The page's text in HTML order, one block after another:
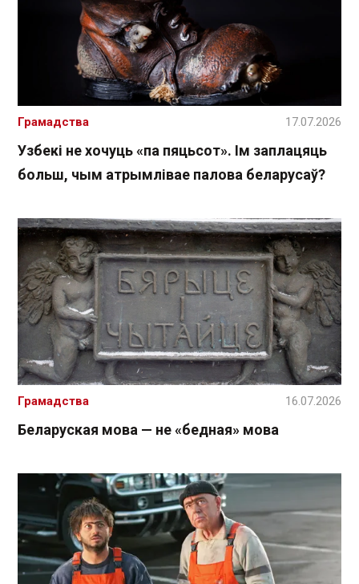
Узбекі не хочуць «па пяцьсот». Ім заплацяць
больш, чым атрымлівае палова беларусаў?
Грамадства 17.07.2026
Беларуская мова — не «бедная» мова
Грамадства 16.07.2026